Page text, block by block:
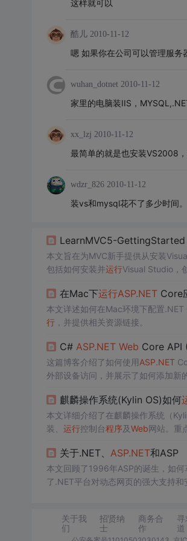
这样就可以
酷儿 2010-11-12
嗯 如果你在公司可以管理服务
wuhan_dotnet 2010-11-12
家里的电脑装IIS，
xx_lzj 2010-11-12
最简单的就是也安装VS2008
wdzr_826 2010-11-12
装vs和mysql花不了多少时间。
LearnMVC5-GettingStarted
本文旨在为MVC新手提供从安装
包括如何安装并运行Visual Studio，
在Mac下运行ASP.NETCore
本文详述如何在Mac环境下配置
行，并提供相关资源链接。
C# ASP.NET Web Core API
这篇博客介绍了如何使用ASP.NET
外部设备访问，并展示了如何添加新
麒麟操作系统(Kylin OS)如何
本文详细介绍了在麒麟操作系统（
装、 运行控制台程序及Web网站。重
关于.NET、 ASP.NET和ASP
本文回顾了1996年ASP的诞生，如何
了.NET平台对动态网页的强大支持和
关于我
们
招贤纳
士
商务合
作
道